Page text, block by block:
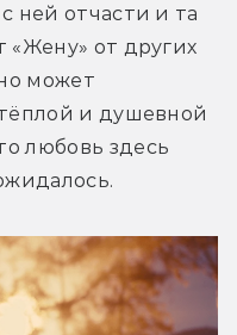
ней отчасти и та
«Жену» от других
может
и душевной
любовь здесь